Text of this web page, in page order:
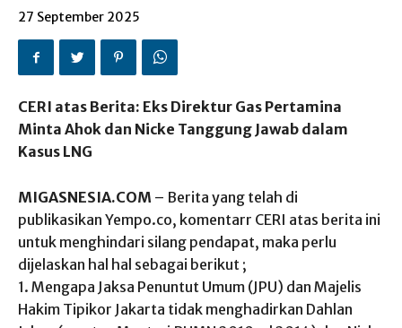
27 September 2025
CERI atas Berita: Eks Direktur Gas Pertamina
Minta Ahok dan Nicke Tanggung Jawab dalam
Kasus LNG
MIGASNESIA.COM – Berita yang telah di
publikasikan Yempo.co, komentarr CERI atas berita ini
untuk menghindari silang pendapat, maka perlu
dijelaskan hal hal sebagai berikut ;
1. Mengapa Jaksa Penuntut Umum (JPU) dan Majelis
Hakim Tipikor Jakarta tidak menghadirkan Dahlan